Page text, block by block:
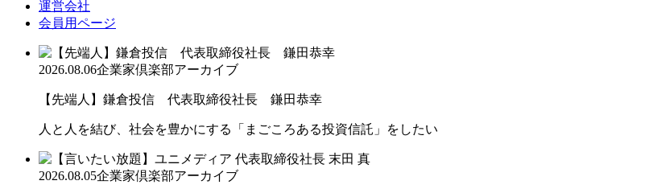
運営会社
会員用ページ
2026.08.06企業家倶楽部アーカイブ
【先端人】鎌倉投信 代表取締役社長 鎌田恭幸
人と人を結び、社会を豊かにする「まごころある投資信託」をしたい
2026.08.05企業家倶楽部アーカイブ